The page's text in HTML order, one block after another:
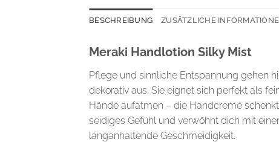
BESCHREIBUNG ZUSÄTZLICHE
Meraki Handlotion Silky Mist
Pflege und sinnliche Entspannung gehen
dekorativ aus. Sie eignet sich perfekt als
Hände aufatmen – die Handcremé
seidiges Gefühl und verwöhnt dich mit
langanhaltende Geschmeidigkeit.